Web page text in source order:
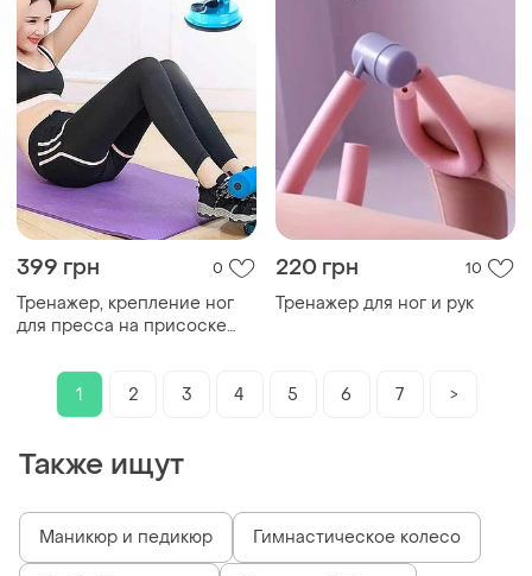
399 грн 0
Тренажер, крепление ног
для пресса на присоске
220 грн 10
Тренажер для ног и рук
1 2 3 4 5 6 7 >
Также ищут
Маникюр и педикюр Гимнастическое колесо